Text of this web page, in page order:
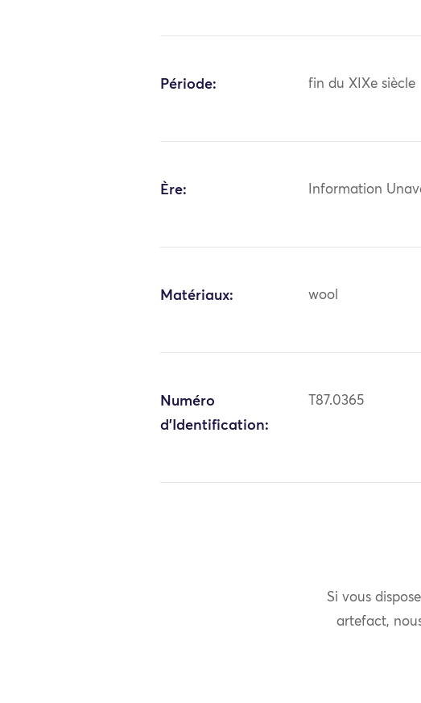
Période: fin du XIXe siècle
Ère: Information
Matériaux: wool
Numéro
d'Identification:
T87.0365
Si vous
artefact,